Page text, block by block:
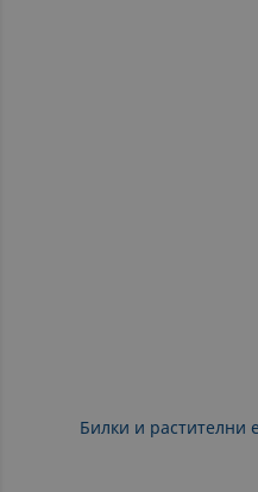
Билки и растителни